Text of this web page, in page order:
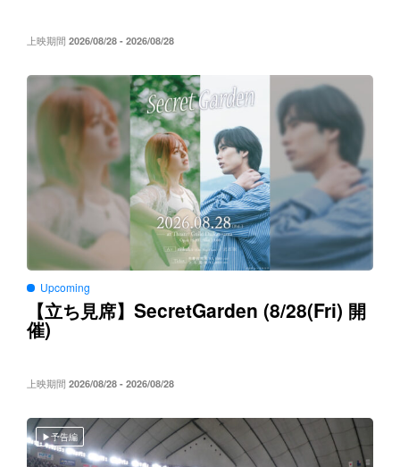
上映期間 2026/08/28 - 2026/08/28
Upcoming
【立ち見席】 SecretGarden (8/28(Fri) 開
催)
上映期間 2026/08/28 - 2026/08/28
予告編